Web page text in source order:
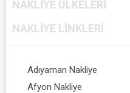
NAKLIYE ÜLKELERI
NAKLIYE LINKLERI
Adıyaman Nakliye
Afyon Nakliye